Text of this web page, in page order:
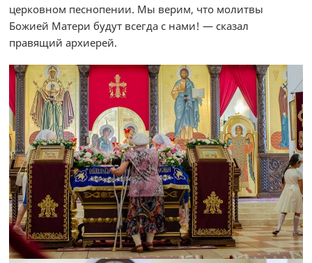
церковном песнопении. Мы верим, что молитвы
Божией Матери будут всегда с нами! — сказал
правящий архиерей.